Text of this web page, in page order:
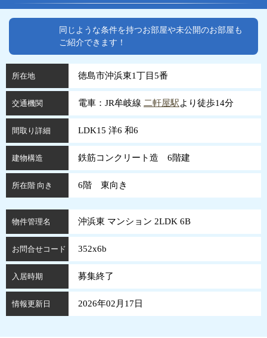
同じような条件を持つお部屋や未公開のお部屋も
ご紹介できます！
所在地 徳島市沖浜東1丁目5番
交通機関 電車：JR牟岐線 二軒屋駅より徒歩14分
間取り詳細 LDK15 洋6 和6
建物構造 鉄筋コンクリート造 6階建
所在階 向き 6階 東向き
物件管理名 沖浜東 マンション 2LDK 6B
お問合せコード 352x6b
入居時期 募集終了
情報更新日 2026年02月17日